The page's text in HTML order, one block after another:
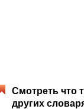
Смотреть что
других